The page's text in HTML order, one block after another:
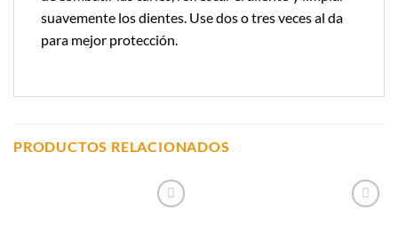
suavemente los dientes. Use dos o tres veces al da
para mejor protección.
PRODUCTOS RELACIONADOS